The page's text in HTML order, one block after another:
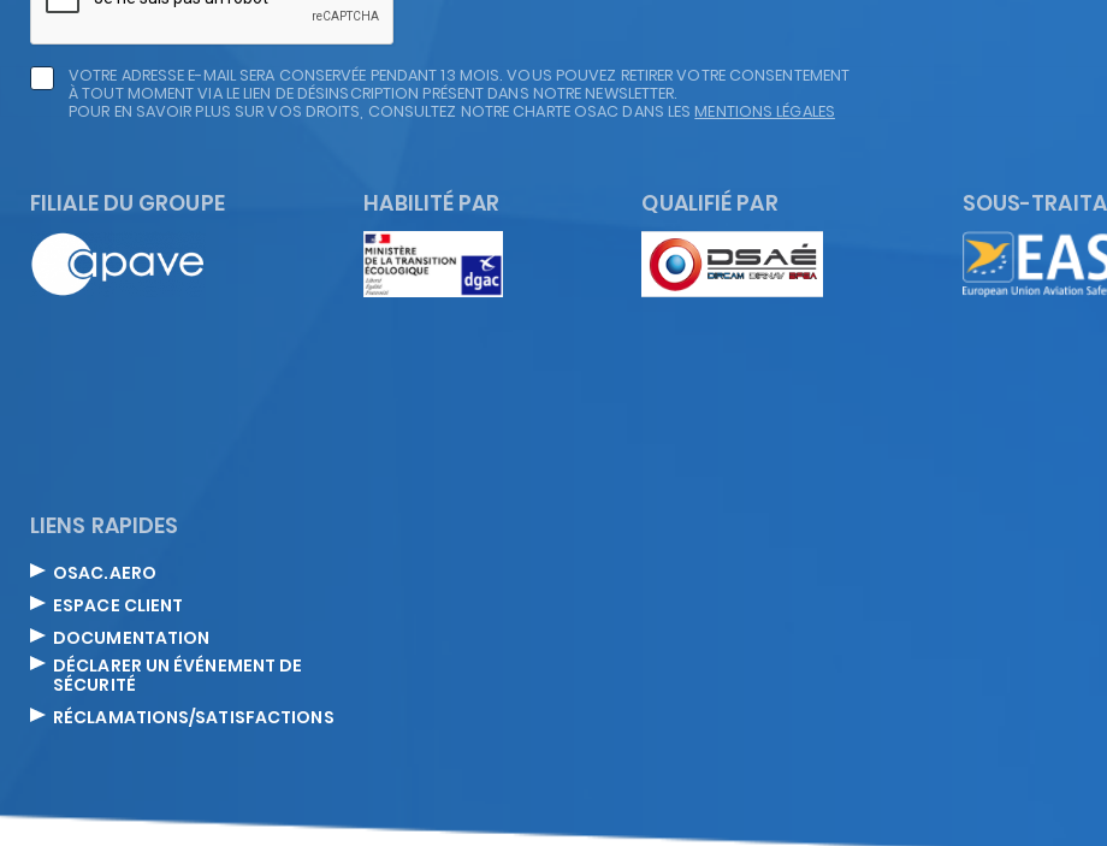
VOTRE ADRESSE E-MAIL SERA CONSERVÉE PENDANT 13 MOIS. VOUS POUVEZ RETIRER VOTRE CONSENTEMENT
À TOUT MOMENT VIA LE LIEN DE DÉSINSCRIPTION PRÉSENT DANS NOTRE NEWSLETTER.
POUR EN SAVOIR PLUS SUR VOS DROITS, CONSULTEZ NOTRE CHARTE OSAC DANS LES MENTIONS LÉGALES
FILIALE DU GROUPE HABILITÉ PAR QUALIFIÉ PAR SOUS-
LIENS RAPIDES
OSAC.AERO
ESPACE CLIENT
DOCUMENTATION
DÉCLARER UN ÉVÉNEMENT DE
SÉCURITÉ
RÉCLAMATIONS/SATISFACTIONS